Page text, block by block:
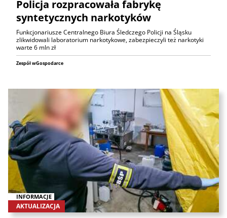
Policja rozpracowała fabrykę
syntetycznych narkotyków
Funkcjonariusze Centralnego Biura Śledczego Policji na Śląsku
zlikwidowali laboratorium narkotykowe, zabezpieczyli też narkotyki
warte 6 mln zł
Zespół wGospodarce
INFORMACJE
AKTUALIZACJA